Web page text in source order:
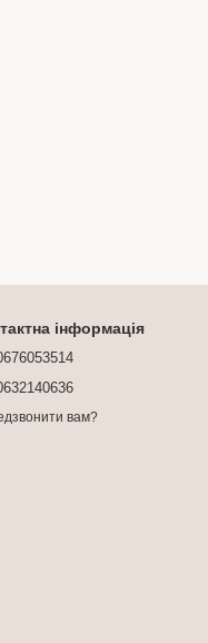
інформація
вам?